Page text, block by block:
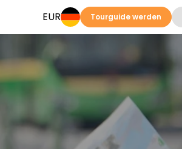
EUR Tourguide werden